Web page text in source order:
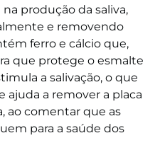
produção da saliva,
e removendo
ferro e cálcio que,
que protege o esmalte
a salivação, o que
ajuda a remover a placa
ao comentar que as
para a saúde dos